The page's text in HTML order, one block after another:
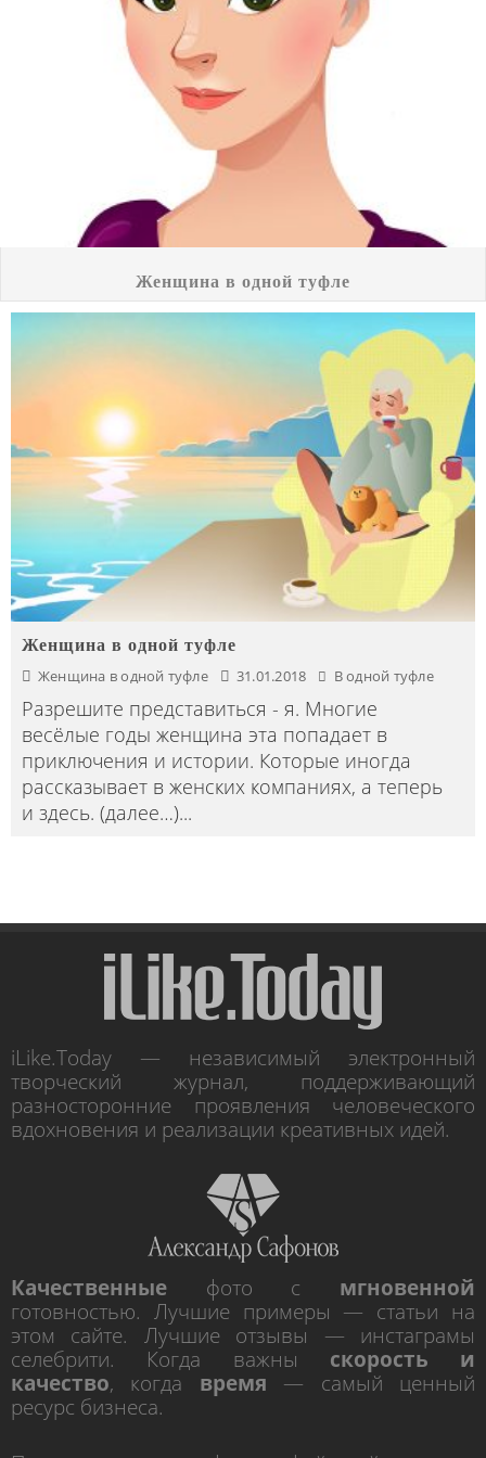
Женщина в одной туфле
Женщина в одной туфле
Женщина в одной туфле 31.01.2018 В одной туфле
Разрешите представиться - я. Многие
весёлые годы женщина эта попадает в
приключения и истории. Которые иногда
рассказывает в женских компаниях, а теперь
и здесь. (далее…)...
iLike.Today — независимый электронный
творческий журнал, поддерживающий
разносторонние проявления человеческого
вдохновения и реализации креативных идей.
Качественные фото с мгновенной
готовностью. Лучшие примеры — статьи на
этом сайте. Лучшие отзывы — инстаграмы
селебрити. Когда важны скорость и
качество, когда время — самый ценный
ресурс бизнеса.